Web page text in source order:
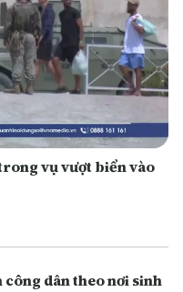
vụ vượt biển vào
dân theo nơi sinh